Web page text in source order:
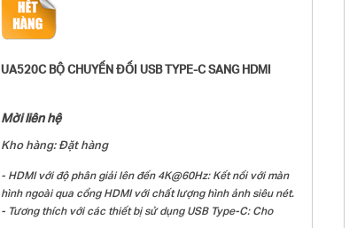
UA520C BỘ CHUYỂN ĐỔI USB TYPE-C SANG HDMI
Mời liên hệ
Kho hàng: Đặt hàng
- HDMI với độ phân giải lên đến 4K@60Hz: Kết nối với màn
hình ngoài qua cổng HDMI với chất lượng hình ảnh siêu nét.
- Tương thích với các thiết bị sử dụng USB Type-C: Cho